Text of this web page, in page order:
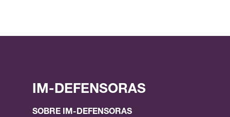
IM-DEFENSORAS
SOBRE IM-DEFENSORAS